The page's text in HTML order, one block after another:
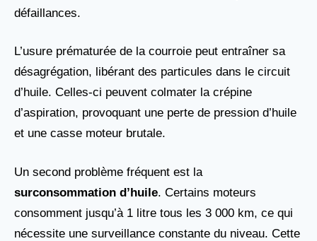
défaillances.
L’usure prématurée de la courroie peut entraîner sa
désagrégation, libérant des particules dans le circuit
d’huile. Celles-ci peuvent colmater la crépine
d’aspiration, provoquant une perte de pression d’huile
et une casse moteur brutale.
Un second problème fréquent est la
surconsommation d’huile. Certains moteurs
consomment jusqu’à 1 litre tous les 3 000 km, ce qui
nécessite une surveillance constante du niveau. Cette